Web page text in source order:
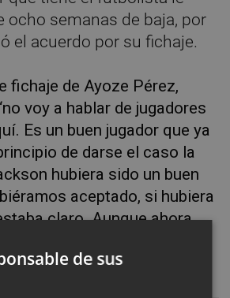
ocho semanas de baja, por
el acuerdo por su fichaje.
fichaje de Ayoze Pérez,
voy a hablar de jugadores
Es un buen jugador que ya
de darse el caso la
hubiera sido un buen
aceptado, si hubiera
claro. Aunque ahora
como estamos”,
de sus